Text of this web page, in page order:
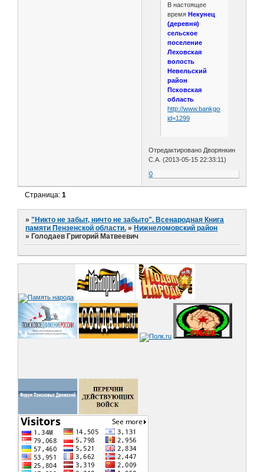
В настоящее
время Некунец
(деревня)
сельское
поселение
Леховская
волость
Невельский
район
Псковская
область
http://www.bankgorodov.ru/
id=1299
Отредактировано Дворянкин
С.А. (2013-05-15 22:33:11)
0
Страница:1
»"Никто не забыт, ничто не забыто". Всенародная Книга
памяти Пензенской области. »Нижнеломовский район
»Голодаев Григорий Матвеевич